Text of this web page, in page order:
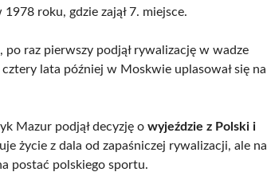
roku, gdzie zajął 7. miejsce.
raz pierwszy podjął rywalizację w wadze
lata później w Moskwie uplasował się na
Mazur podjął decyzję owyjeździe z Polski i
życie z dala od zapaśniczej rywalizacji, ale na
postać polskiego sportu.